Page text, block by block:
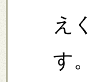
え
す。